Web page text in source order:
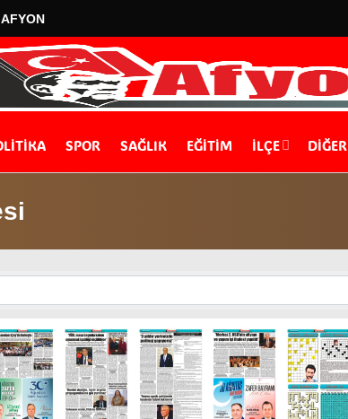
AFYON
SPOR SAĞLIK EĞİTİM İLÇE DIĞER